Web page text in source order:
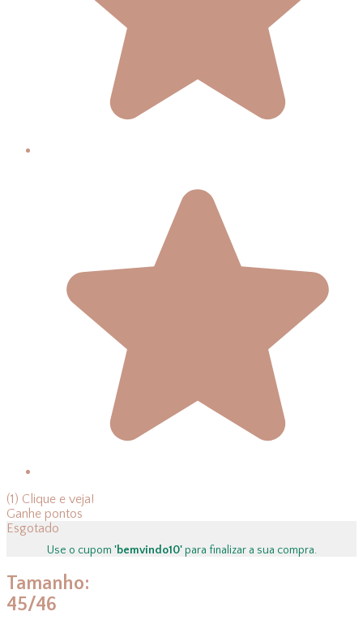
(1) Clique e veja!
Ganhe pontos
Esgotado
Use o cupom 'bemvindo10'para finalizar a sua compra.
Tamanho:
45/46